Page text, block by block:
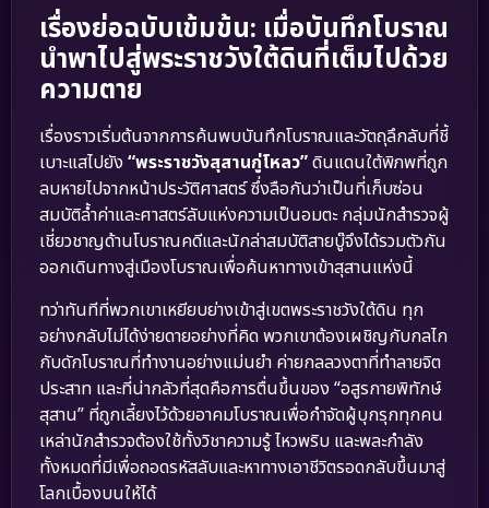
เรื่องย่อฉบับเข้มข้น: เมื่อบันทึกโบราณ
นำพาไปสู่พระราชวังใต้ดินที่เต็มไปด้วย
ความตาย
เรื่องราวเริ่มต้นจากการค้นพบบันทึกโบราณและวัตถุลึกลับที่ชี้
เบาะแสไปยัง “พระราชวังสุสานกู่โหลว”ดินแดนใต้พิภพที่ถูก
ลบหายไปจากหน้าประวัติศาสตร์ ซึ่งลือกันว่าเป็นที่เก็บซ่อน
สมบัติล้ำค่าและศาสตร์ลับแห่งความเป็นอมตะ กลุ่มนักสำรวจผู้
เชี่ยวชาญด้านโบราณคดีและนักล่าสมบัติสายบู๊จึงได้รวมตัวกัน
ออกเดินทางสู่เมืองโบราณเพื่อค้นหาทางเข้าสุสานแห่งนี้
ทว่าทันทีที่พวกเขาเหยียบย่างเข้าสู่เขตพระราชวังใต้ดิน ทุก
อย่างกลับไม่ได้ง่ายดายอย่างที่คิด พวกเขาต้องเผชิญกับกลไก
กับดักโบราณที่ทำงานอย่างแม่นยำ ค่ายกลลวงตาที่ทำลายจิต
ประสาท และที่น่ากลัวที่สุดคือการตื่นขึ้นของ “อสูรกายพิทักษ์
สุสาน” ที่ถูกเลี้ยงไว้ด้วยอาคมโบราณเพื่อกำจัดผู้บุกรุกทุกคน
เหล่านักสำรวจต้องใช้ทั้งวิชาความรู้ ไหวพริบ และพละกำลัง
ทั้งหมดที่มีเพื่อถอดรหัสลับและหาทางเอาชีวิตรอดกลับขึ้นมาสู่
โลกเบื้องบนให้ได้